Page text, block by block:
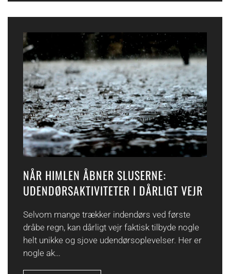
NÅR HIMLEN ÅBNER SLUSERNE:
UDENDØRSAKTIVITETER I DÅRLIGT VEJR
Selvom mange trækker indendørs ved første
dråbe regn, kan dårligt vejr faktisk tilbyde nogle
helt unikke og sjove udendørsoplevelser. Her er
nogle ak…